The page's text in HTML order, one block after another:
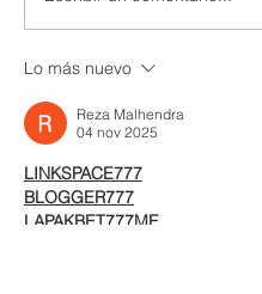
Lo más nuevo
Reza Malhendra
04 nov 2025
LINKSPACE777
BLOGGER777
LAPAKBET777ME